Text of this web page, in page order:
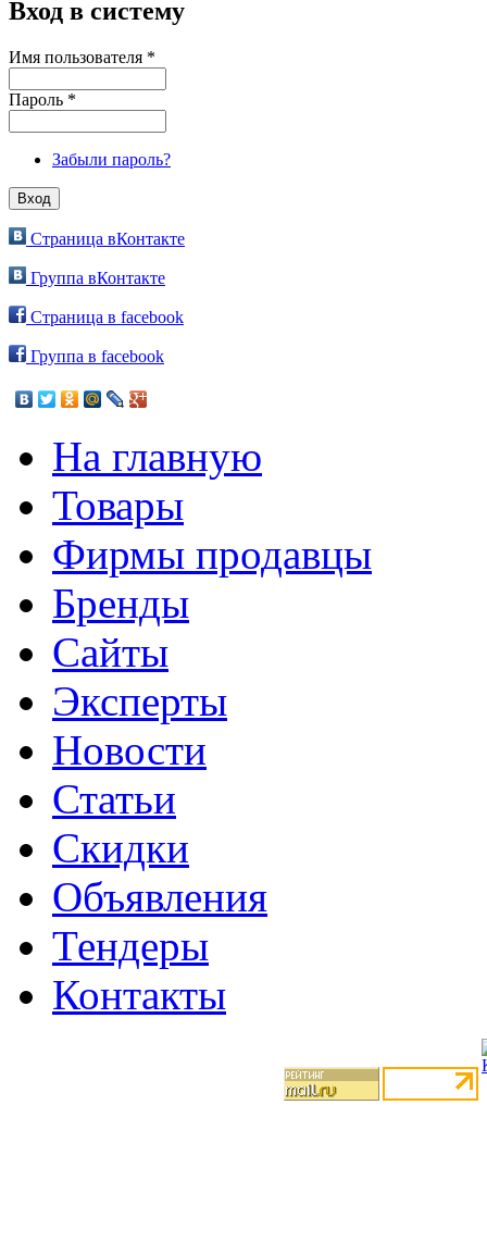
Вход в систему
Имя пользователя *
Пароль *
Забыли пароль?
Страница вКонтакте
Группа вКонтакте
Страница в facebook
Группа в facebook
На главную
Товары
Фирмы продавцы
Бренды
Сайты
Эксперты
Новости
Статьи
Скидки
Объявления
Тендеры
Контакты